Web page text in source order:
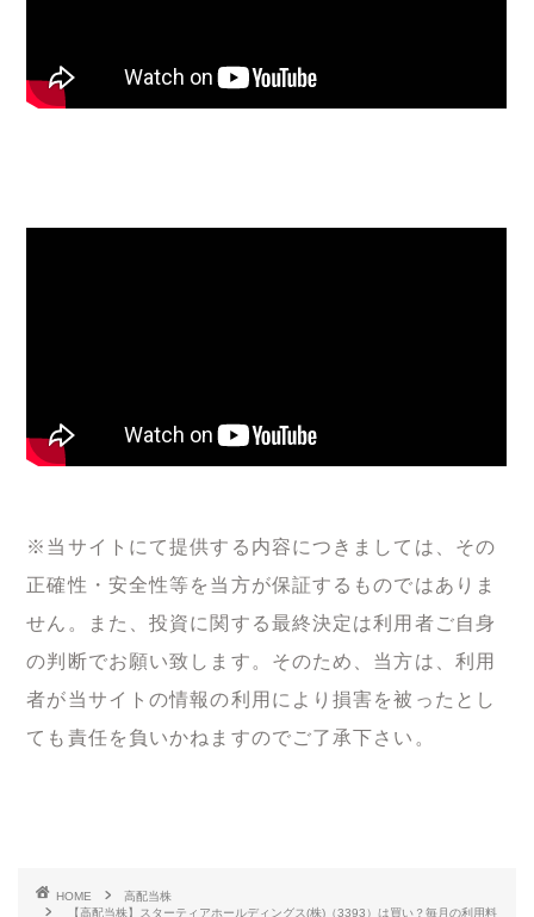
※当サイトにて提供する内容につきましては、その
正確性・安全性等を当方が保証するものではありま
せん。また、投資に関する最終決定は利用者ご自身
の判断でお願い致します。そのため、当方は、利用
者が当サイトの情報の利用により損害を被ったとし
ても責任を負いかねますのでご了承下さい。
HOME
高配当株
【高配当株】スターティアホールディングス(株)（3393）は買い？毎月の利用料